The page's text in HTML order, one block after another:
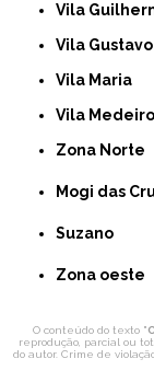
Vila
Vila Gustavo
Vila Maria
Vila
Zona Norte
Mogi das
Suzano
Zona oeste
O conteúdo do texto "
reprodução, parcial ou
do autor. Crime de